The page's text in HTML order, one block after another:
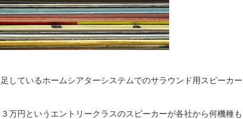
しているホームシアターシステムでのサラウンド用スピーカー
万円というエントリークラスのスピーカーが各社から何機種も